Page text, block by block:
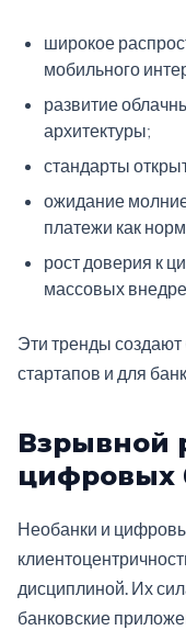
широкое
мобильного
развитие
архитектуры;
стандарты
ожидание
платежи как
рост доверия к
массовых
Эти тренды создают
стартапов и для
Взрывной
цифровых
Необанки и
дисциплиной. Их
банковские